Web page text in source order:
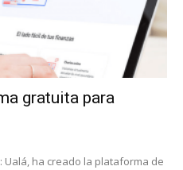
gratuita para
ha creado la plataforma de